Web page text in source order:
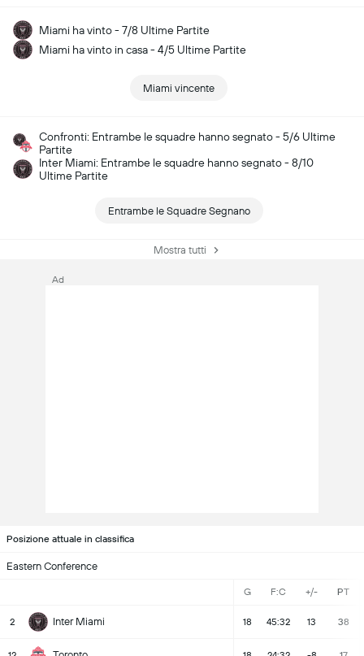
Miami ha vinto - 7/8 Ultime Partite
Miami ha vinto in casa - 4/5 Ultime Partite
Miami vincente
Confronti: Entrambe le squadre hanno segnato - 5/6 Ultime
Partite
Inter Miami: Entrambe le squadre hanno segnato - 8/10
Ultime Partite
Entrambe le Squadre Segnano
Mostra tutti
Posizione attuale in classifica
Eastern Conference
G F:C +/- PT
2 Inter Miami 18 45:32 13 38
Ad